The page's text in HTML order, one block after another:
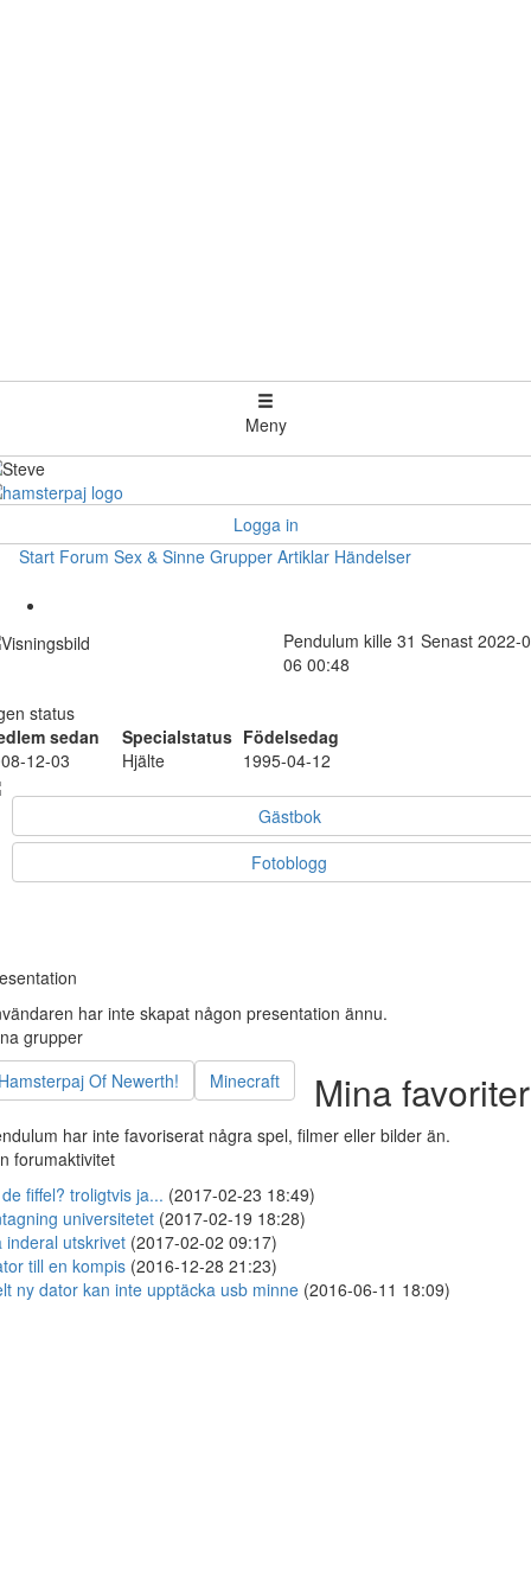
Meny
Logga in
Start Forum Sex & Sinne Grupper Artiklar Händelser
Pendulum kille 31 Senast 2022-
06 00:48
status
sedan
Specialstatus Födelsedag
12-03
Hjälte 1995-04-12
Gästbok
Fotoblogg
har inte skapat någon presentation ännu.
grupper
Of Newerth!
Minecraft Mina favoriter
har inte favoriserat några spel, filmer eller bilder än.
forumaktivitet
fiffel? troligtvis ja... (2017-02-23 18:49)
universitetet (2017-02-19 18:28)
inderal utskrivet (2017-02-02 09:17)
till en kompis (2016-12-28 21:23)
ny dator kan inte upptäcka usb minne (2016-06-11 18:09)